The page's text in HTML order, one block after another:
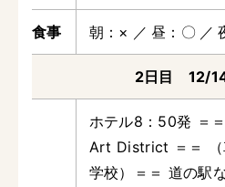
朝 × 昼 〇
2日目 12/14
ホテル8：50発 ＝
Art District ＝＝ （
学校）＝＝ 道の駅